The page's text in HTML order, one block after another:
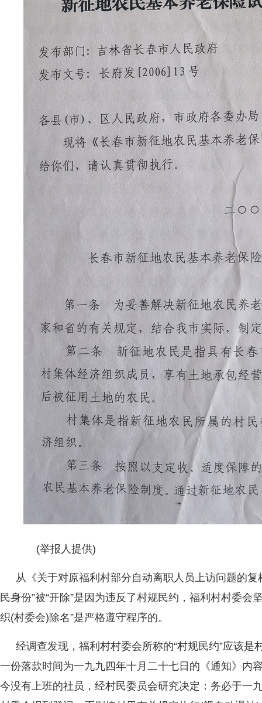
(举报人提供)
从《关于对原福利村部分自动离职人员上访问题的复
民身份”被“开除”是因为违反了村规民约，福利村村委会
织(村委会)除名”是严格遵守程序的。
经调查发现，福利村村委会所称的“村规民约”应该是
一份落款时间为一九九四年十月二十七日的《通知》内
今没有上班的社员，经村民委员会研究决定：务必于一